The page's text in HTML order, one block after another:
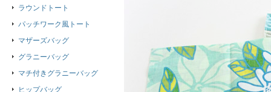
ラウンドトート
パッチワーク風トート
マザーズバッグ
グラニーバッグ
マチ付きグラニーバッグ
ヒップバッグ